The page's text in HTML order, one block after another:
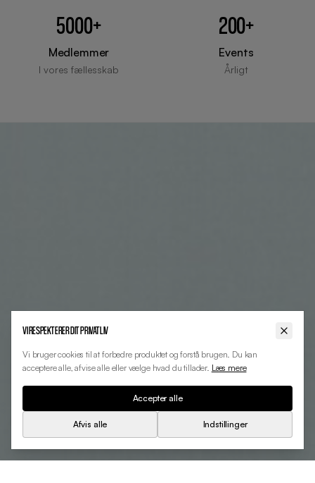
5000+
Medlemmer
I vores fællesskab
200+
Events
Årligt
VI RESPEKTERER DIT PRIVATLIV
Vi bruger cookies til at forbedre produktet og forstå brugen. Du kan
acceptere alle, afvise alle eller vælge hvad du tillader. Læs mere
Accepter alle
Afvis alle Indstillinger